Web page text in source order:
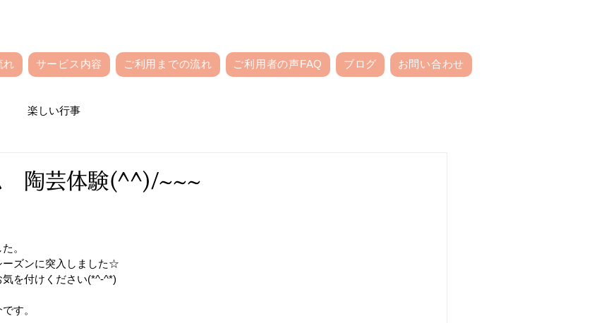
れ サービス内容 ご利用までの流れ ご利用者の声FAQ ブログ お問い合わせ
楽しい行事
陶芸体験(^^)/~~~
。
ーズンに突入しました☆
を付けください(*^-^*)
す。